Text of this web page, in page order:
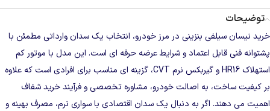
توضیحات
خرید نیسان سیلفی بنزینی در مرز خودرو، انتخاب یک سدان وارداتی مطمئن با
پشتوانه فنی قابل اعتماد و شرایط عرضه حرفه‌ ای است. این مدل با موتور کم‌
استهلاک HR16 و گیربکس نرم CVT، گزینه‌ ای مناسب برای افرادی است که علاوه
بر کیفیت ساخت، به اصالت خودرو، مشاوره تخصصی و فرآیند خرید شفاف
اهمیت می‌ دهند. اگر به دنبال یک سدان اقتصادی با سواری نرم، مصرف بهینه و